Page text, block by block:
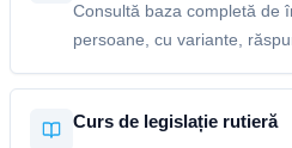
Consultă baza completă de
persoane, cu variante,
Curs de legislație rutieră